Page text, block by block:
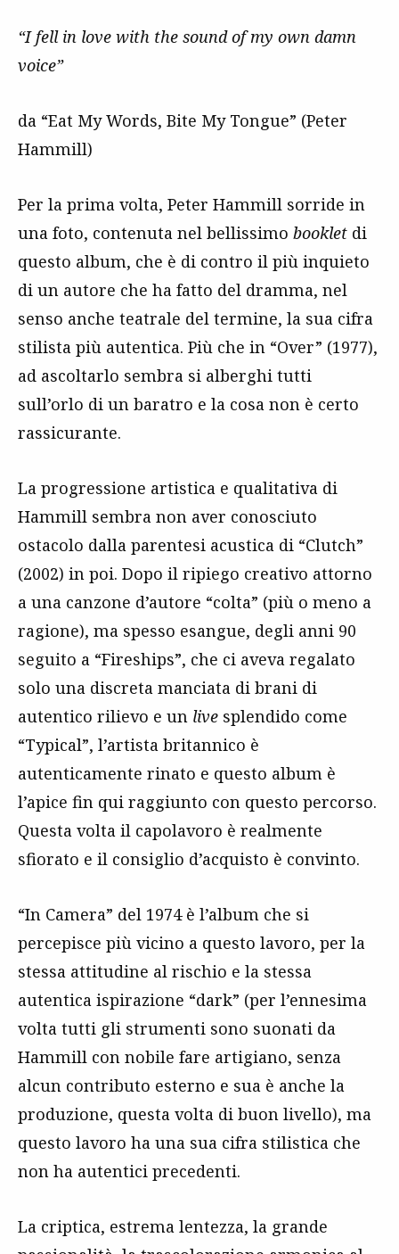
“I fell in love with the sound of my own damn
voice”
da “Eat My Words, Bite My Tongue” (Peter
Hammill)
Per la prima volta, Peter Hammill sorride in
una foto, contenuta nel bellissimo booklet di
questo album, che è di contro il più inquieto
di un autore che ha fatto del dramma, nel
senso anche teatrale del termine, la sua cifra
stilista più autentica. Più che in “Over” (1977),
ad ascoltarlo sembra si alberghi tutti
sull’orlo di un baratro e la cosa non è certo
rassicurante.
La progressione artistica e qualitativa di
Hammill sembra non aver conosciuto
ostacolo dalla parentesi acustica di “Clutch”
(2002) in poi. Dopo il ripiego creativo attorno
a una canzone d’autore “colta” (più o meno a
ragione), ma spesso esangue, degli anni 90
seguito a “Fireships”, che ci aveva regalato
solo una discreta manciata di brani di
autentico rilievo e un live splendido come
“Typical”, l’artista britannico è
autenticamente rinato e questo album è
l’apice fin qui raggiunto con questo percorso.
Questa volta il capolavoro è realmente
sfiorato e il consiglio d’acquisto è convinto.
“In Camera” del 1974 è l’album che si
percepisce più vicino a questo lavoro, per la
stessa attitudine al rischio e la stessa
autentica ispirazione “dark” (per l’ennesima
volta tutti gli strumenti sono suonati da
Hammill con nobile fare artigiano, senza
alcun contributo esterno e sua è anche la
produzione, questa volta di buon livello), ma
questo lavoro ha una sua cifra stilistica che
non ha autentici precedenti.
La criptica, estrema lentezza, la grande